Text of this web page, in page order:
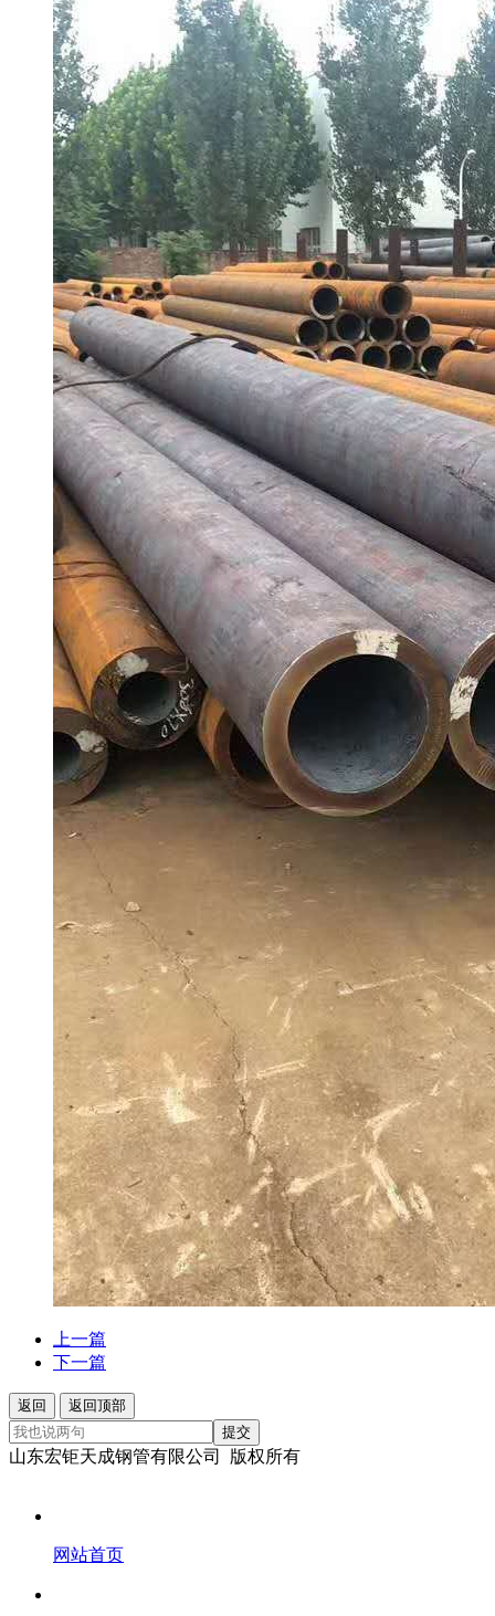
上一篇
下一篇
返回
返回顶部
提交
山东宏钜天成钢管有限公司 版权所有
网站首页